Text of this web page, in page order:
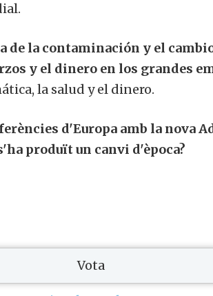
de la contaminación y el
y el dinero en los grandes
la salud y el dinero.
d'Europa amb la nova
produït un canvi d'època?